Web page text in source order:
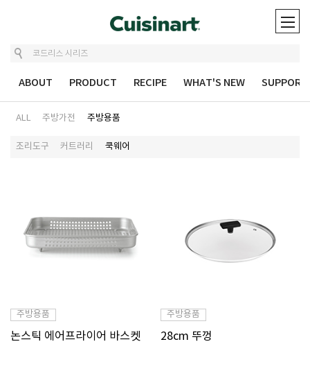
ABOUT PRODUCT RECIPE WHAT'S NEW SUPPORT
ALL 주방가전 주방용품
조리도구 커트러리 쿡웨어
주방용품
논스틱 에어프라이어 바스켓
주방용품
28cm 뚜껑